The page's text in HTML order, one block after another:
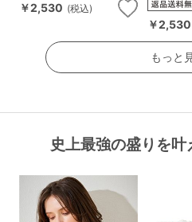
￥2,530 (税込)
￥2,530
もっと
史上最強の盛りを叶